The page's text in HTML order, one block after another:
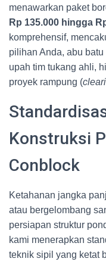
menawarkan paket
Rp 135.000 hingga
komprehensif,
pilihan Anda, abu
upah tim tukang ahli,
proyek rampung (
Konstruksi
Conblock
Ketahanan jangka
atau bergelombang
persiapan struktur
kami menerapkan
teknik sipil yang ketat